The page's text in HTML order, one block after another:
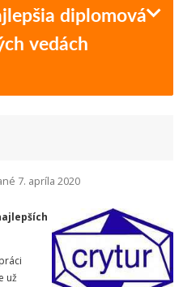
diplomová
vedách
7. apríla 2020
už